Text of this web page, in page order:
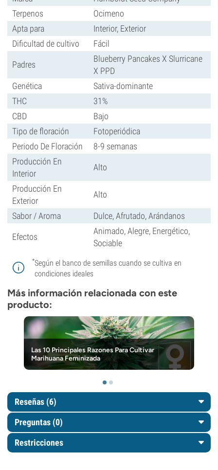
Terpenos
Ocimeno
Apta para
Interior, Exterior
Dificultad de cultivo
Fácil
Padres
Blueberry Pancakes X Slurricane
X PPD
Genética
Sativa-dominante
THC
31%
CBD
Bajo
Tipo de floración
Fotoperiódica
Periodo De Floración
8-9 semanas
Producción En
Interior
Alto
Producción En
Exterior
Alto
Sabor / Aroma Dulce, Afrutado, Arándanos
Efectos
Animado, Alegre, Energético,
Sociable
*Según el banco de semillas cuando se cultiva en
condiciones ideales
Más información relacionada con este
producto:
Las 10 Principales Razones Para Cultivar
Marihuana Feminizada
Reseñas (6)
Preguntas (0)
Restricciones